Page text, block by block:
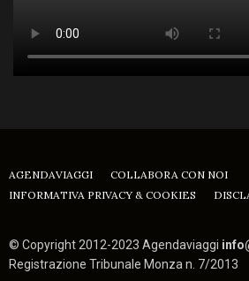
AGENDAVIAGGI
COLLABORA CON NOI
INFORMATIVA PRIVACY & COOKIES
© Copyright 2012-2023 Agendaviaggi
Registrazione Tribunale Monza n. 7/2013